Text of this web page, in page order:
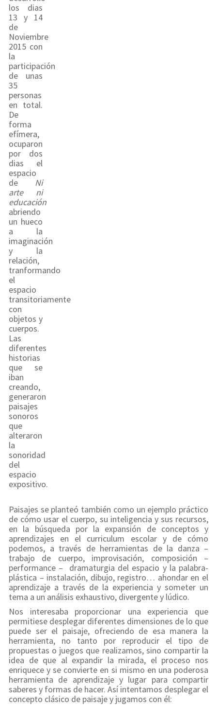
los dias
13 y 14
de
Noviembre
2015 con
la
participación
de unas
35
personas
en total.
De
forma
efímera,
ocuparon
por dos
dias el
espacio
de Ni
arte ni
educación
abriendo
un hueco
a la
imaginación
y la
relación,
tranformando
el
espacio
transitoriamente
con
objetos y
cuerpos.
Las
diferentes
historias
que se
iban
creando,
generaron
paisajes
sonoros
que
alteraron
la
sonoridad
del
espacio
expositivo.
Paisajes se planteó también como un ejemplo práctico
de cómo usar el cuerpo, su inteligencia y sus recursos,
en la búsqueda por la expansión de conceptos y
aprendizajes en el curriculum escolar y de cómo
podemos, a través de herramientas de la danza –
trabajo de cuerpo, improvisación, composición –
performance – dramaturgia del espacio y la palabra-
plástica – instalación, dibujo, registro… ahondar en el
aprendizaje a través de la experiencia y someter un
tema a un análisis exhaustivo, divergente y lúdico.
Nos interesaba proporcionar una experiencia que
permitiese desplegar diferentes dimensiones de lo que
puede ser el paisaje, ofreciendo de esa manera la
herramienta, no tanto por reproducir el tipo de
propuestas o juegos que realizamos, sino compartir la
idea de que al expandir la mirada, el proceso nos
enriquece y se convierte en si mismo en una poderosa
herramienta de aprendizaje y lugar para compartir
saberes y formas de hacer. Así intentamos desplegar el
concepto clásico de paisaje y jugamos con él: